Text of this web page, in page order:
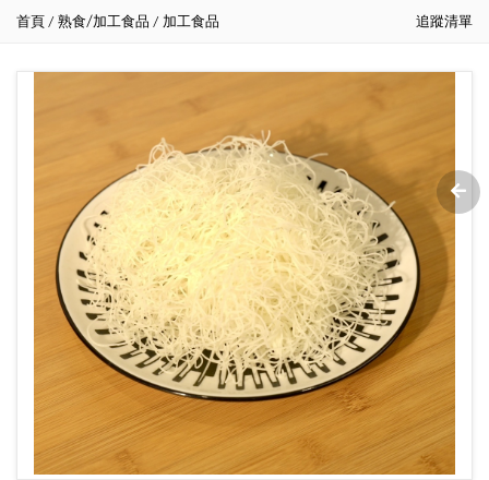
首頁 / 熟食/加工食品 / 加工食品 追蹤清單